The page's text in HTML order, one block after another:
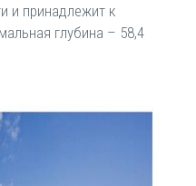
и принадлежит к
глубина – 58,4